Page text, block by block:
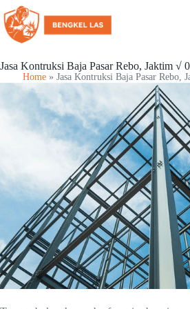
Jasa Kontruksi Baja Pasar Rebo, Jaktim √
Home » Jasa Kontruksi Baja Pasar Rebo,